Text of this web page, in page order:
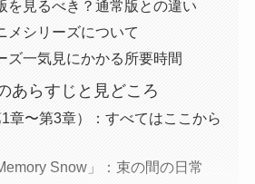
を見るべき？通常版との違い
メシリーズについて
ズ一気見にかかる所要時間
あらすじと見どころ
章〜第3章）：すべてはここから
Snow」：束の間の日常